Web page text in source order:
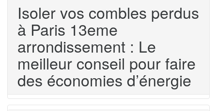
Isoler vos combles perdus
à Paris 13eme
arrondissement : Le
meilleur conseil pour faire
des économies d’énergie